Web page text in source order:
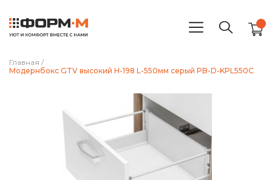
Главная /
Модернбокс GTV высокий H-198 L-550мм cерый PB-D-KPL550C